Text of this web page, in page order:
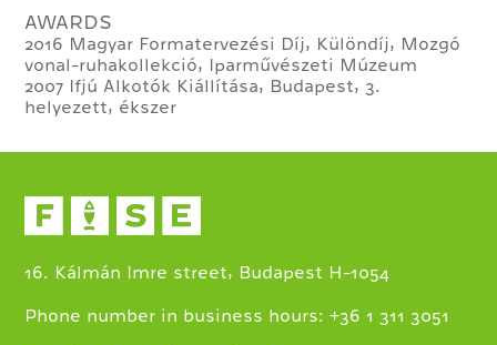
AWARDS
2016 Magyar Formatervezési Díj, Különdíj, Mozgó
vonal-ruhakollekció, Iparművészeti Múzeum
2007 Ifjú Alkotók Kiállítása, Budapest, 3.
helyezett, ékszer
16. Kálmán Imre street, Budapest H-1054
Phone number in business hours:+36 1 311 3051